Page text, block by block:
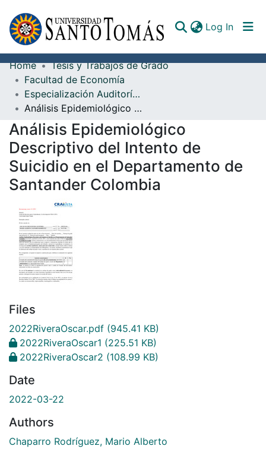
Log In
Communities & Collections
All of DSpace
Documents
Home
Tesis y Trabajos de Grado
Facultad de Economía
Especialización Auditoría de Salud
Análisis Epidemiológico Descriptivo del Intento de Suicidio en el Departamento de Santander Colombia
Análisis Epidemiológico
Descriptivo del Intento de
Suicidio en el Departamento de
Santander Colombia
Files
2022RiveraOscar.pdf (945.41 KB)
2022RiveraOscar1 (225.51 KB)
2022RiveraOscar2 (108.99 KB)
Date
2022-03-22
Authors
Chaparro Rodríguez, Mario Alberto